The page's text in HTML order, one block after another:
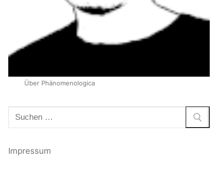
Über Phänomenologica
Suchen
nach:
Impressum